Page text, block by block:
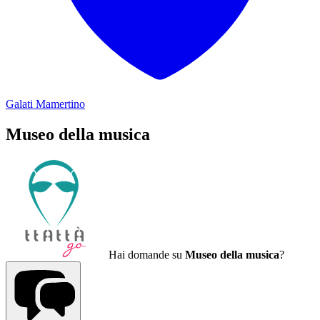
Galati Mamertino
Museo della musica
Hai domande su Museo della musica?